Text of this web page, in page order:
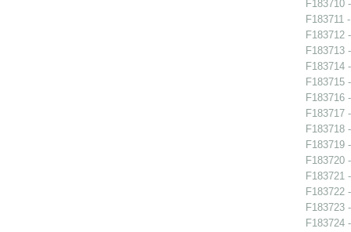
F183710
F183711
F183712
F183713
F183714
F183715
F183716
F183717
F183718
F183719
F183720
F183721
F183722
F183723
F183724